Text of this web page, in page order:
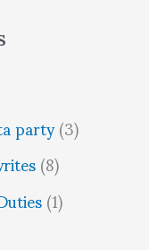
party(3)
(8)
(1)